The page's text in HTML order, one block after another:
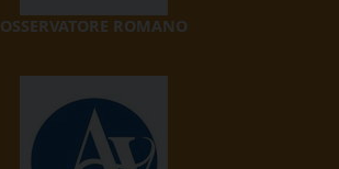
OSSERVATORE ROMANO